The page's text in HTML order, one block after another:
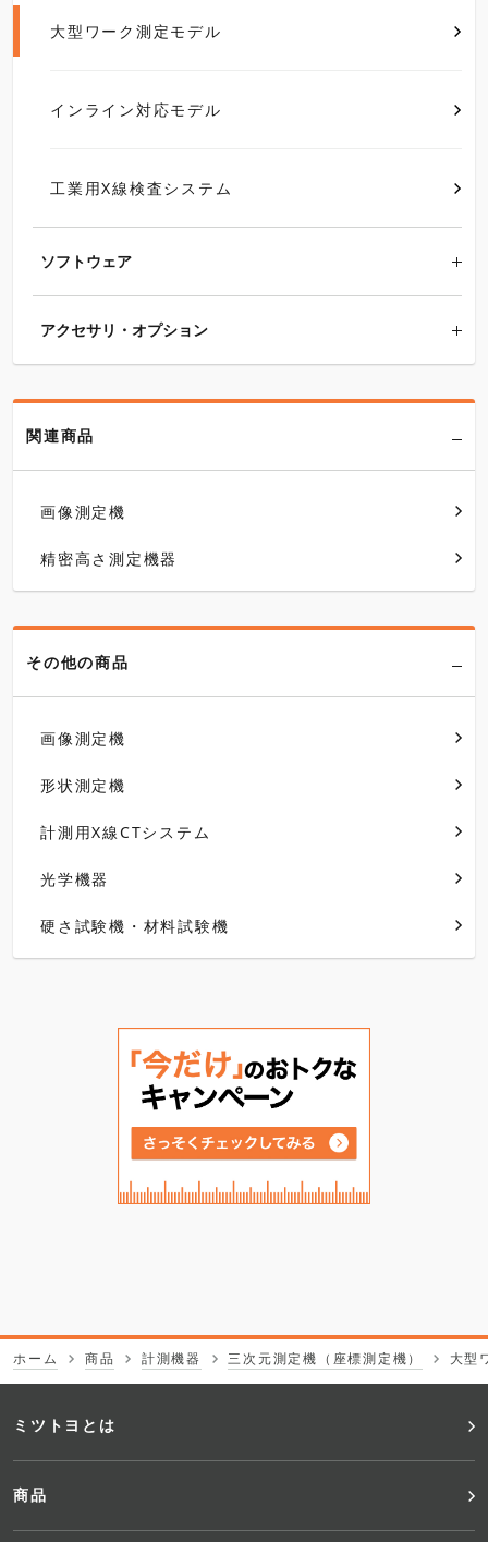
大型ワーク測定モデル
インライン対応モデル
工業用X線検査システム
ソフトウェア
アクセサリ・オプション
関連商品
画像測定機
精密高さ測定機器
その他の商品
画像測定機
形状測定機
計測用X線CTシステム
光学機器
硬さ試験機・材料試験機
ホーム 商品 計測機器 三次元測定機（座標測定機） 大型
フ
ッ
タ
ミツトヨとは
商品